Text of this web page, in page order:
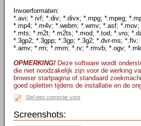
Invoerformaten:
*.avi; *.ivf; *.div; *.divx; *.mpg; *.mpeg;
*.mp4; *.m4v; *.webm; *.wmv; *.asf; *.mov;
*.mts; *.m2t; *.m2ts; *.mod; *.tod; *.vro;
*.3gp2; *.3gpp; *.3gp; *.3g2; *.dvr-ms; *.flv;
*.amv; *.rm; *.rmm; *.rv; *.rmvb; *.ogv;
OPMERKING! Deze software wordt
die niet noodzakelijk zijn voor de werking
browser startpagina of standaard
goed opletten tijdens de installatie en de
Stel een correctie voor
Screenshots: